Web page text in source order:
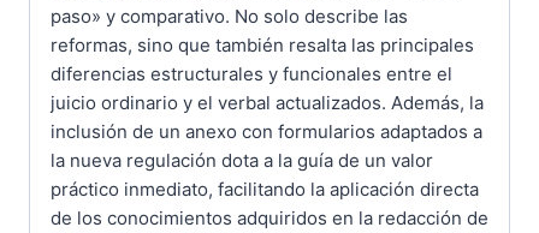
paso» y comparativo. No solo describe las
reformas, sino que también resalta las principales
diferencias estructurales y funcionales entre el
juicio ordinario y el verbal actualizados. Además, la
inclusión de un anexo con formularios adaptados a
la nueva regulación dota a la guía de un valor
práctico inmediato, facilitando la aplicación directa
de los conocimientos adquiridos en la redacción de